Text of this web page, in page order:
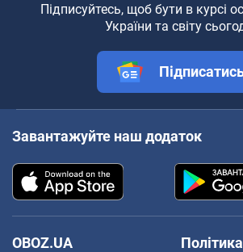
Підписуйтесь, щоб бути в курсі
України та світу
Завантажуйте наш додаток
OBOZ.UA
Політика